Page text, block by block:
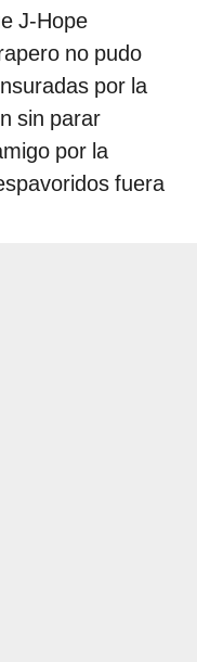
J-Hope
no pudo
por la
sin parar
por la
fuera